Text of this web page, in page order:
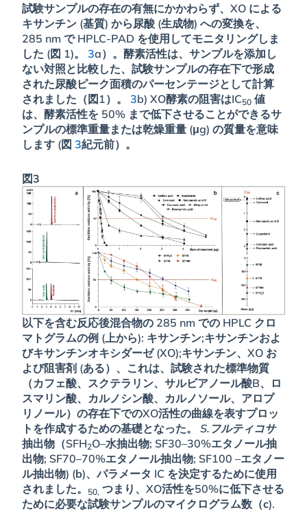
試験サンプルの存在の有無にかかわらず、XO による
キサンチン (基質) から尿酸 (生成物) への変換を、
285 nm で HPLC-PAD を使用してモニタリングしま
した (図 1)。3a）。酵素活性は、サンプルを添加し
ない対照と比較した、試験サンプルの存在下で形成
された尿酸ピーク面積のパーセンテージとして計算
されました（図1）。3b) XO酵素の阻害はIC50 値
は、酵素活性を 50% まで低下させることができるサ
ンプルの標準重量または乾燥重量 (μg) の質量を意味
します (図3紀元前）。
図3
以下を含む反応後混合物の 285 nm での HPLC クロ
マトグラムの例 (上から): キサンチン;キサンチンおよ
びキサンチンオキシダーゼ (XO);キサンチン、XO お
よび阻害剤 (ある）、これは、試験された標準物質
（カフェ酸、スクテラリン、サルビアノール酸B、ロ
スマリン酸、カルノシン酸、カルノソール、アロプ
リノール）の存在下でのXO活性の曲線を表すプロッ
トを作成するための基礎となった。S.フルティコサ
抽出物（SFH2O–水抽出物; SF30–30%エタノール抽
出物; SF70–70%エタノール抽出物; SF100 –エタノー
ル抽出物) (b)、パラメータ IC を決定するために使用
されました。
50, つまり、XO活性を50%に低下させる
ために必要な試験サンプルのマイクログラム数（c).